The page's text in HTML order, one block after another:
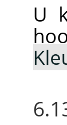
U